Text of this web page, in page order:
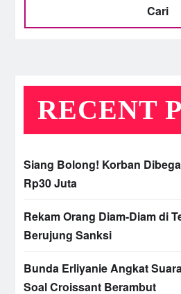
Cari
RECENT
Siang Bolong! Korban
Rp30 Juta
Rekam Orang Diam-Diam di
Berujung Sanksi
Bunda Erliyanie Angkat
Soal Croissant Berambut